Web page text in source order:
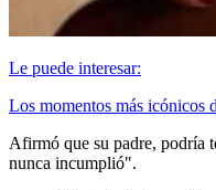
Le puede interesar:
Los momentos más icónicos
Afirmó que su padre, podría
nunca incumplió".